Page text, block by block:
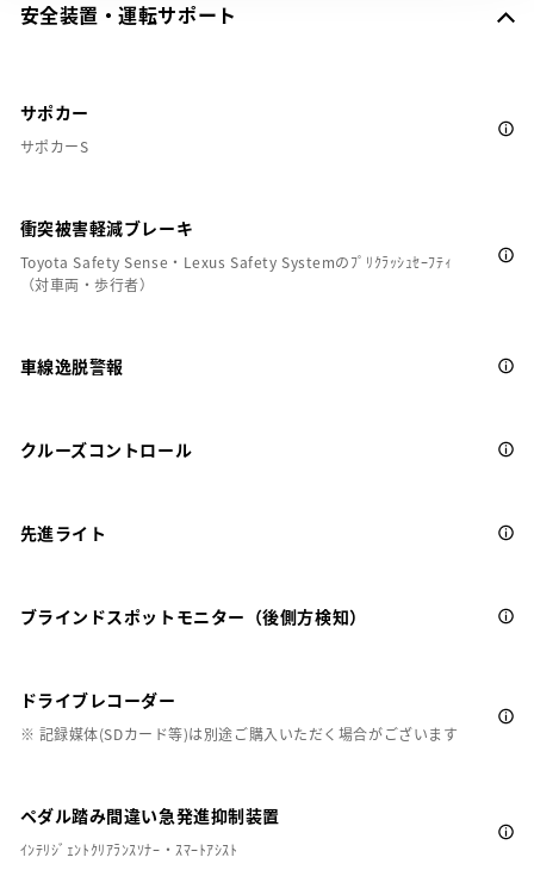
安全装置・運転サポート
サポカー
サポカーS
衝突被害軽減ブレーキ
Toyota Safety Sense・Lexus Safety Systemのﾌﾟﾘｸﾗｯｼｭｾｰﾌﾃｨ
（対車両・歩行者）
車線逸脱警報
クルーズコントロール
先進ライト
ブラインドスポットモニター（後側方検知）
ドライブレコーダー
※ 記録媒体(SDカード等)は別途ご購入いただく場合がございます
ペダル踏み間違い急発進抑制装置
ｲﾝﾃﾘｼﾞｪﾝﾄｸﾘｱﾗﾝｽｿﾅｰ・ｽﾏｰﾄｱｼｽﾄ